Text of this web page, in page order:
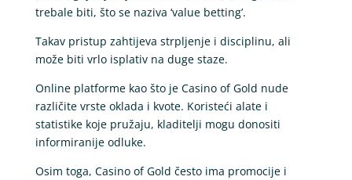
trebale biti, što se naziva ‘value betting’.
Takav pristup zahtijeva strpljenje i disciplinu, ali
može biti vrlo isplativ na duge staze.
Online platforme kao što je Casino of Gold nude
različite vrste oklada i kvote. Koristeći alate i
statistike koje pružaju, kladitelji mogu donositi
informiranije odluke.
Osim toga, Casino of Gold često ima promocije i